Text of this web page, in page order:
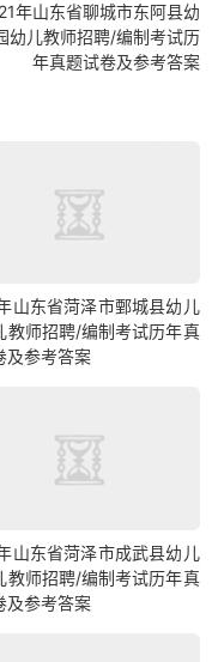
年山东省聊城市东阿县幼
幼儿教师招聘/编制考试历
年真题试卷及参考答案
山东省菏泽市鄄城县幼儿
教师招聘/编制考试历年真
及参考答案
山东省菏泽市成武县幼儿
教师招聘/编制考试历年真
及参考答案